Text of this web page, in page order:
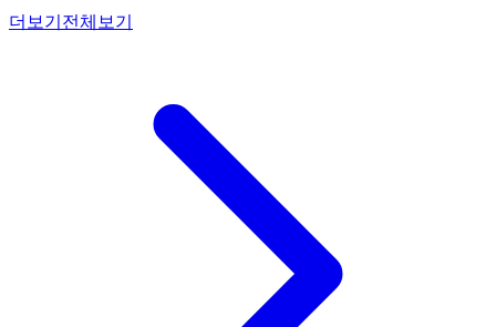
더보기 전체보기